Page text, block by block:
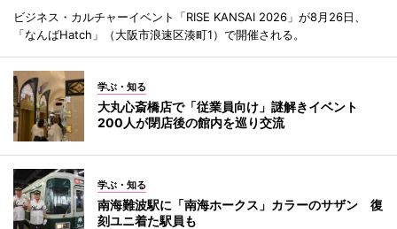
ビジネス・カルチャーイベント「RISE KANSAI 2026」が8月26日、
「なんばHatch」（大阪市浪速区湊町1）で開催される。
学ぶ・知る
大丸心斎橋店で「従業員向け」謎解きイベント
200人が閉店後の館内を巡り交流
学ぶ・知る
南海難波駅に「南海ホークス」カラーのサザン 復
刻ユニ着た駅員も